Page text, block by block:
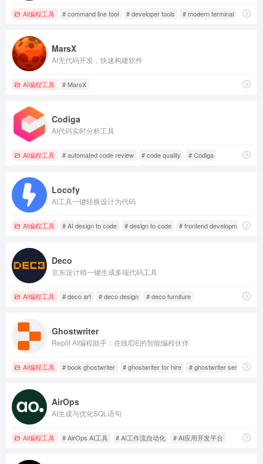
AI编程工具 # command line tool # developer tools # modern terminal
MarsX
AI无代码开发，快速构建软件
AI编程工具 # MarsX
Codiga
AI代码实时分析工具
AI编程工具 # automated code review # code quality # Codiga
Locofy
AI工具一键转换设计为代码
AI编程工具 # AI design to code # design to code # frontend development
Deco
京东设计稿一键生成多端代码工具
AI编程工具 # deco art # deco design # deco furniture
Ghostwriter
Replit AI编程助手：在线IDE的智能编程伙伴
AI编程工具 # book ghostwriter # ghostwriter for hire # ghostwriter services
AirOps
AI生成与优化SQL语句
AI编程工具 # AirOps AI工具 # AI工作流自动化 # AI应用开发平台